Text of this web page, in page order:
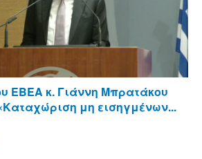
ΕΒΕΑ κ. Γιάννη Μπρατάκου
μη εισηγμένων...